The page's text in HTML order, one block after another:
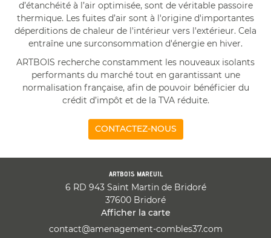
d’étanchéité à l’air optimisée, sont de véritable passoire
thermique. Les fuites d’air sont à l'origine d'importantes
déperditions de chaleur de l'intérieur vers l'extérieur. Cela
entraîne une surconsommation d'énergie en hiver.
ARTBOIS recherche constamment les nouveaux isolants
performants du marché tout en garantissant une
normalisation française, afin de pouvoir bénéficier du
crédit d’impôt et de la TVA réduite.
CONTACTEZ-NOUS
ARTBOIS MAREUIL
6 RD 943 Saint Martin de Bridoré
37600 Bridoré
Afficher la carte